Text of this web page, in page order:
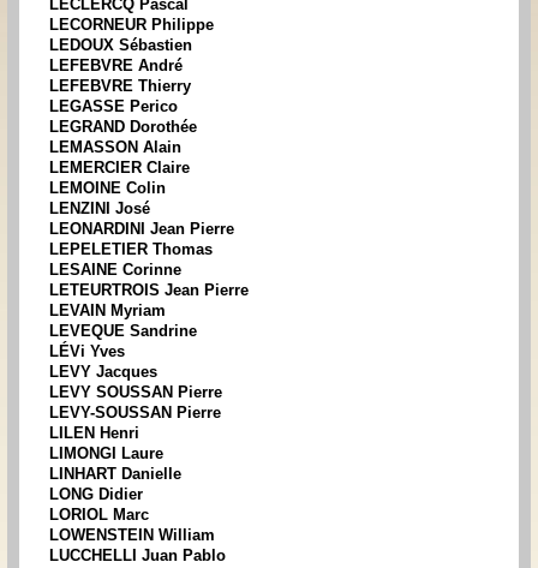
LECLERCQ Pascal
LECORNEUR Philippe
LEDOUX Sébastien
LEFEBVRE André
LEFEBVRE Thierry
LEGASSE Perico
LEGRAND Dorothée
LEMASSON Alain
LEMERCIER Claire
LEMOINE Colin
LENZINI José
LEONARDINI Jean Pierre
LEPELETIER Thomas
LESAINE Corinne
LETEURTROIS Jean Pierre
LEVAIN Myriam
LEVEQUE Sandrine
LÉVi Yves
LEVY Jacques
LEVY SOUSSAN Pierre
LEVY-SOUSSAN Pierre
LILEN Henri
LIMONGI Laure
LINHART Danielle
LONG Didier
LORIOL Marc
LOWENSTEIN William
LUCCHELLI Juan Pablo